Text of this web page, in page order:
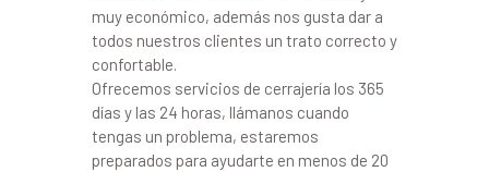
muy económico, además nos gusta dar a
todos nuestros clientes un trato correcto y
confortable.
Ofrecemos servicios de cerrajería los 365
días y las 24 horas, llámanos cuando
tengas un problema, estaremos
preparados para ayudarte en menos de 20